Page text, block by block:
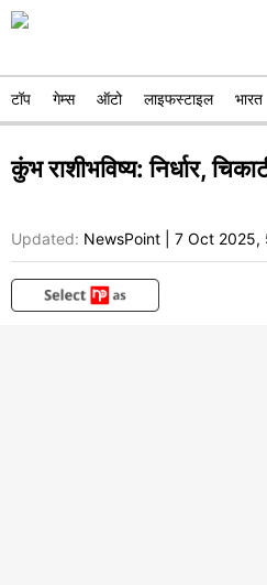
टॉप गेम्स ऑटो लाइफस्टाइल भारत
कुंभ राशीभविष्य: निर्धार,
Updated: NewsPoint 7 Oct 2025,